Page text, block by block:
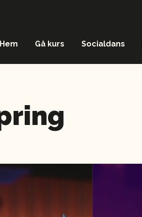
Hem Gå kurs Socialdans